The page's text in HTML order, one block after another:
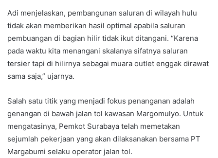
Adi menjelaskan, pembangunan saluran di wilayah hulu
tidak akan memberikan hasil optimal apabila saluran
pembuangan di bagian hilir tidak ikut ditangani. “Karena
pada waktu kita menangani skalanya sifatnya saluran
tersier tapi di hilirnya sebagai muara outlet enggak dirawat
sama saja,” ujarnya.
Salah satu titik yang menjadi fokus penanganan adalah
genangan di bawah jalan tol kawasan Margomulyo. Untuk
mengatasinya, Pemkot Surabaya telah memetakan
sejumlah pekerjaan yang akan dilaksanakan bersama PT
Margabumi selaku operator jalan tol.